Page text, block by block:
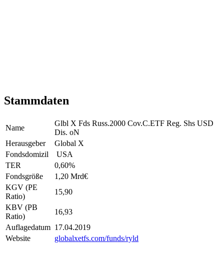
Stammdaten
Name
Glbl X Fds Russ.2000 Cov.C.ETF Reg. Shs USD
Dis. oN
Herausgeber
Global X
Fondsdomizil
USA
TER
0,60%
Fondsgröße
1,20 Mrd€
KGV (PE
Ratio)
15,90
KBV (PB
Ratio)
16,93
Auflagedatum 17.04.2019
Website
globalxetfs.com/funds/ryld